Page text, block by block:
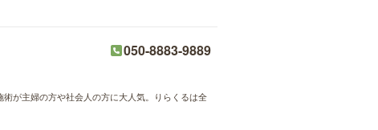
050-8883-9889
が主婦の方や社会人の方に大人気。りらくるは全